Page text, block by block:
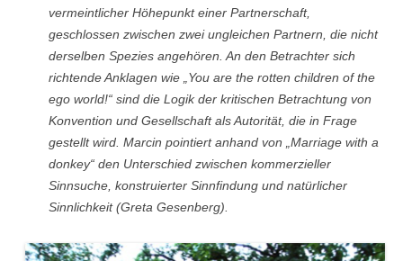
vermeintlicher Höhepunkt einer Partnerschaft,
geschlossen zwischen zwei ungleichen Partnern, die nicht
derselben Spezies angehören. An den Betrachter sich
richtende Anklagen wie „You are the rotten children of the
ego world!“ sind die Logik der kritischen Betrachtung von
Konvention und Gesellschaft als Autorität, die in Frage
gestellt wird. Marcin pointiert anhand von „Marriage with a
donkey“ den Unterschied zwischen kommerzieller
Sinnsuche, konstruierter Sinnfindung und natürlicher
Sinnlichkeit (Greta Gesenberg).